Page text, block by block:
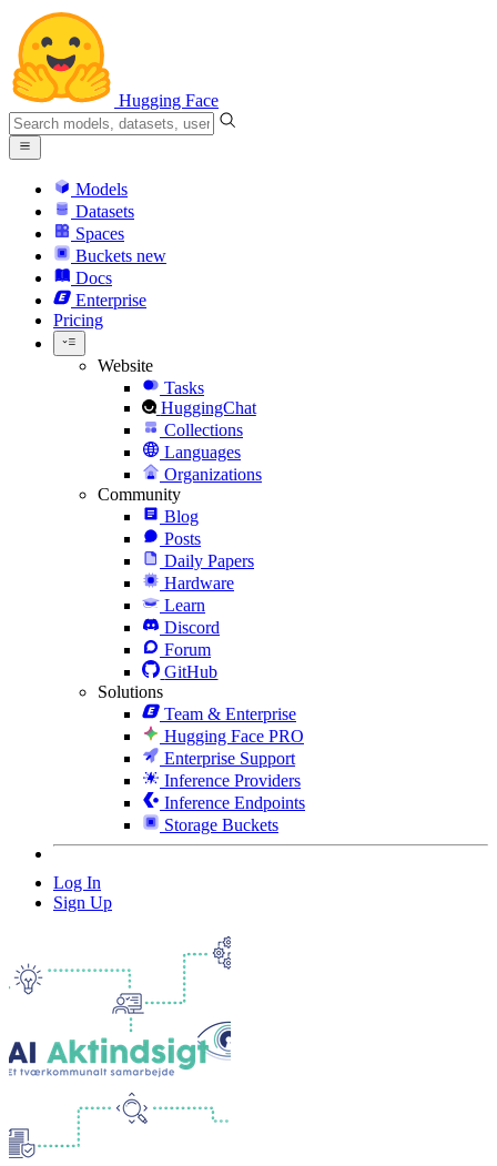
Hugging Face
Models
Datasets
Spaces
Buckets new
Docs
Enterprise
Pricing
Website
Tasks
HuggingChat
Collections
Languages
Organizations
Community
Blog
Posts
Daily Papers
Hardware
Learn
Discord
Forum
GitHub
Solutions
Team & Enterprise
Hugging Face PRO
Enterprise Support
Inference Providers
Inference Endpoints
Storage Buckets
Log In
Sign Up